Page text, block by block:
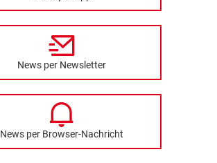
News per Newsletter
News per Browser-Nachricht